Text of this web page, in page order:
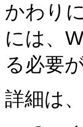
かわり
には、
る必要
詳細は